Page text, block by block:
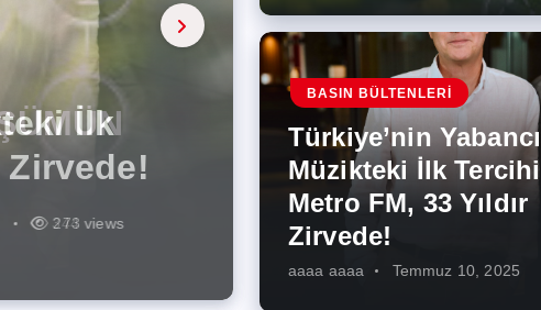
344 views
İlk
Zirvede!
273 views
275 views
Enerji
İş
287 views
Kısa
227 views
Artması
262 views
BASIN BÜLTENLERI
Türkiye’nin Yabancı
Müzikteki İlk Tercihi
Metro FM, 33 Yıldır
Zirvede!
aaaa aaaa Temmuz 10, 2025